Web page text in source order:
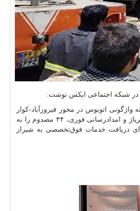
در شبکه اجتماعی ایکس نوشت:
اتوبوس در محور فیروزآباد-کوار
با ۱۳ دستگاه آمبولانس از جمله ۲ اتوبوس‌آمبولانس در محل حاضر شده و ضمن تریاژ و امدادرسانی فوری، ۳۴ مصدوم را به
(س) کوار منتقل کرده است. ۳۱ نفر از آنان برای دریافت خدمات فوق‌تخصصی به شیراز